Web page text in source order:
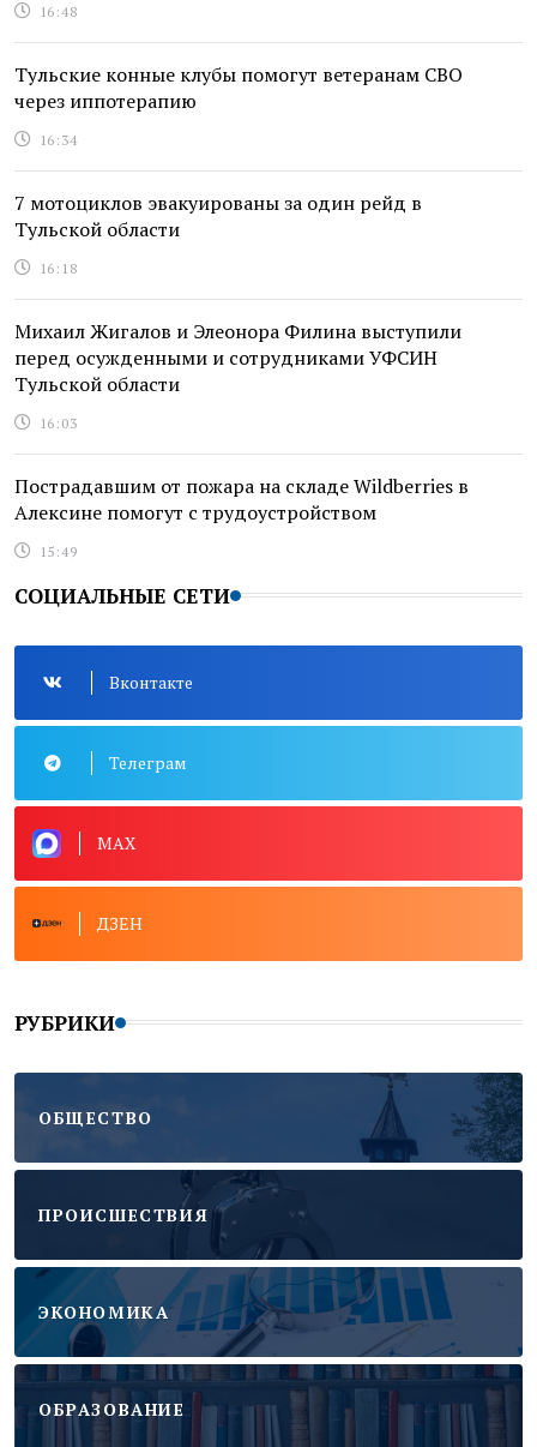
16:48
Тульские конные клубы помогут ветеранам СВО
через иппотерапию
16:34
7 мотоциклов эвакуированы за один рейд в
Тульской области
16:18
Михаил Жигалов и Элеонора Филина выступили
перед осужденными и сотрудниками УФСИН
Тульской области
16:03
Пострадавшим от пожара на складе Wildberries в
Алексине помогут с трудоустройством
15:49
СОЦИАЛЬНЫЕ СЕТИ
Вконтакте
Телеграм
MAX
ДЗЕН
РУБРИКИ
ОБЩЕСТВО
ПРОИСШЕСТВИЯ
ЭКОНОМИКА
ОБРАЗОВАНИЕ